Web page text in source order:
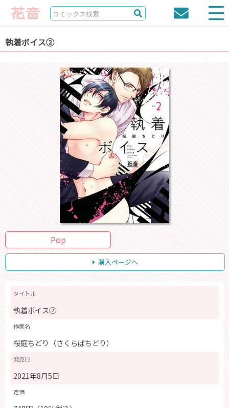
執着ボイス②
Pop
購入ページへ
タイトル
執着ボイス②
作家名
桜庭ちどり（さくらばちどり）
発売日
2021年8月5日
定価